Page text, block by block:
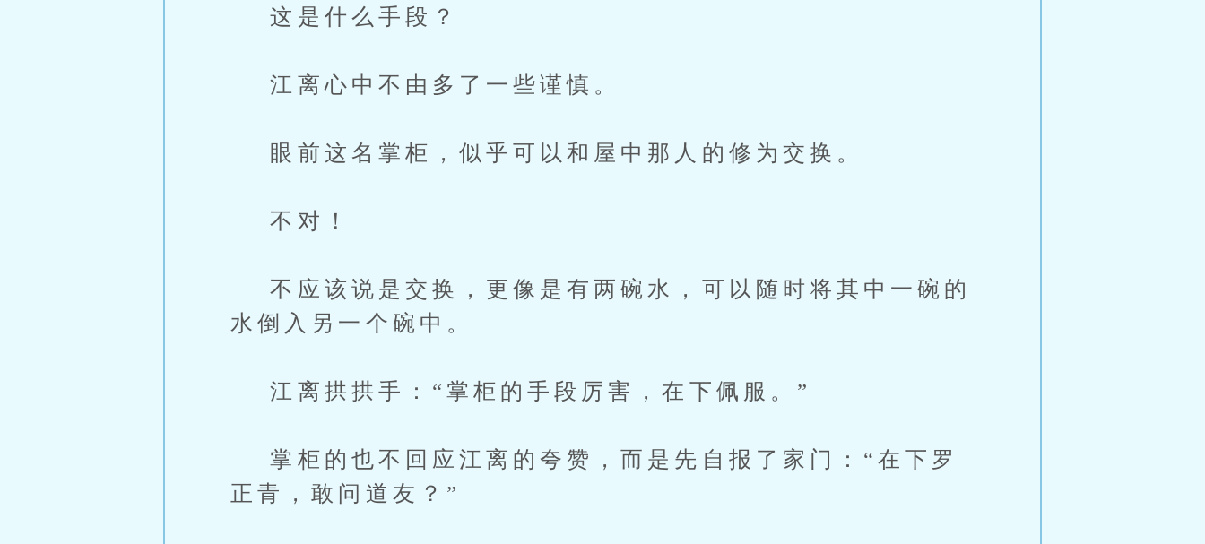
这是什么手段？
江离心中不由多了一些谨慎。
眼前这名掌柜，似乎可以和屋中那人的修为交换。
不对！
不应该说是交换，更像是有两碗水，可以随时将其中一碗的
水倒入另一个碗中。
江离拱拱手：“掌柜的手段厉害，在下佩服。”
掌柜的也不回应江离的夸赞，而是先自报了家门：“在下罗
正青，敢问道友？”